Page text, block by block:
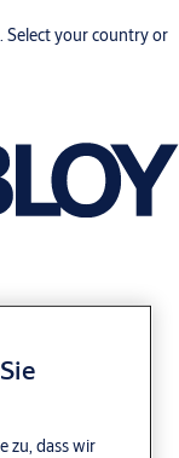
Select your country or
zu, dass wir